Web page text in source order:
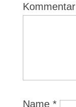
Kommentar
Name *